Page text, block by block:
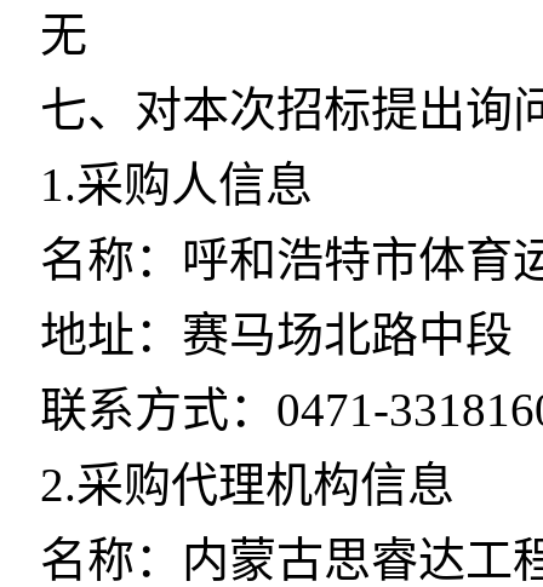
无
七、对本次招标提出询
1.采购人信息
名称：呼和浩特市体育
地址：赛马场北路中段
联系方式：0471-
2.采购代理机构信息
名称：内蒙古思睿达工